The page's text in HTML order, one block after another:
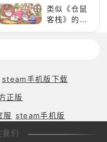
决斗》，牌
佬都爱玩的
类似《仓鼠
客栈》的萌
宠类游戏推
steam手机版下载
正版
服
steam手机版
我们